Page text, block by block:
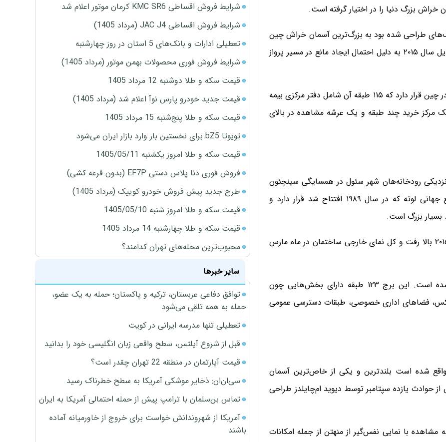
بزرگ دنیا را در اختیار گرفته است.
طراحی شده بود به بزرگ‌ترین آسمان‌ خراش چین
مبدل شد اما آنتن ۶۰ متری که در فراز آن قرار داشت در اوایل سال ۲۰۱۵ به دلیل احتمال ایجاد مانع در مسیر پرواز
این ساختمان در منطقه مرکزی تجارت و کسب و کار شنزن در چین قرار دارد که ۱۱۵ طبقه آن شامل دفتر مرکزی بیمه
مرکز خرید چند طبقه و یک عرشه مشاهده در بالای
برج جهانی لوته یک آسمان خراش ۱۲۳ طبقه است که در نزدیکی رودخانه‌‎هان شهر سئول در همسایگی سینچئون
دونگ قرار گرفته است. این برج در کنار نسل اول مجتمع جهانی لوته که در سال ۱۹۸۹ افتتاح شد قرار دارد و
بسیار بزرگ است.
این برج پس از ۱۳ سال کار طراحی و آماده‌سازی در سال ۲۰۱۵ بالا رفت و کل نمای خارجی ساختمان در ماه مارس
با این حال درهای این بنا هنوز به روی عموم گشوده نشده است. این برج ۱۲۳ طبقه دارای بخش‌هایی چون
فضاهای اداری خصوصی، طبقات دسترسی عمومی
شده است بلندترین و یکی از خاص‌ترین آسمان
حوادث یازده سپتامبر توسط دیوید ام‌چایلدز طراحی
مشاهده با نمایی نفس‌گیر از منهتن از جمله امکانات
شرایط فروش اقساطی KMC SR6 کرمان موتور اعلام شد
شرایط فروش اقساطی JAC J4 (مرداد 1405)
تعطیلی ادارات و بانک‌های 5 استان در روز چهارشنبه
شرایط فروش فوری محصولات بهمن موتور (مرداد 1405)
قیمت سکه و طلا دوشنبه 12 مرداد 1405
قیمت جدید خودرو پارس نوآ اعلام شد (مرداد 1405)
قیمت سکه و طلا پنج‌شنبه 15 مرداد 1405
تویوتا bZ5 برای نخستین بار وارد بازار ایران می‌شود
قیمت سکه و طلا امروز یکشنبه 1405/05/11
فروش فوری دنا پلاس دستی EF7P (بدون قرعه کشی)
طرح جدید پیش فروش خودرو کوییک (مرداد 1405)
قیمت سکه و طلا امروز شنبه 1405/05/10
قیمت سکه و طلا چهارشنبه 14 مرداد 1405
محبوب‌ترین محله‌های تهران کدامند؟
سایر خبرها
توافق دفاعی عربستان، ترکیه و پاکستان؛ حمله به یک عضو،
حمله به همه تلقی می‌شود
تعطیلی تنها مدرسه ایرانی در کویت
قبل از شروع آیلتس، سطح واقعی زبان انگلیسی خود را بدانید
قیمت آپارتمان در منطقه 22 تهران چقدر است؟
سی‌ان‌ان: ذخایر موشکی آمریکا به سطح خطرناک رسید
تماس بن‌سلمان با ترامپ پیش از حمله احتمالی آمریکا به ایران
آمریکا از شهروندانش خواست برای خروج از خاورمیانه آماده
باشند